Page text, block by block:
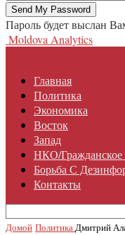
Пароль будет выслан
Moldova Analytics
Главная
Политика
Экономика
Восток
Запад
НКО/
Борьба С
Контакты
Домой ПолитикаДмитрий